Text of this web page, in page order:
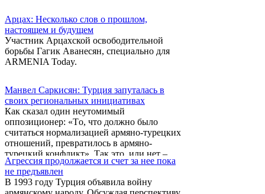
Арцах: Несколько слов о прошлом,
настоящем и будущем
Участник Арцахской освободительной
борьбы Гагик Аванесян, специально для
ARMENIA Today.
Манвел Саркисян: Турция запуталась в
своих региональных инициативах
Как сказал один неутомимый
оппозиционер: «Tо, что должно было
считаться нормализацией армяно-турецких
отношений, превратилось в армяно-
турецкий конфликт». Так это, или нет –
трудно сказать. Но что Армения стала
дополнительным фактором стимуляции
конфликтности в отношениях Турции со
Агрессия продолжается и счет за нее пока
не предъявлен
В 1993 году Турция объявила войну